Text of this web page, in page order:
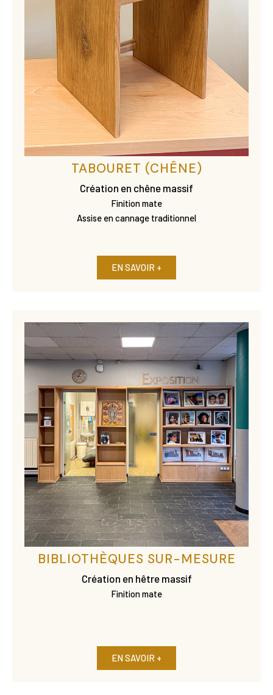
TABOURET (CHÊNE)
Création en chêne massif
Finition mate
Assise en cannage traditionnel
EN SAVOIR +
BIBLIOTHÈQUES SUR-MESURE
Création en hêtre massif
Finition mate
EN SAVOIR +